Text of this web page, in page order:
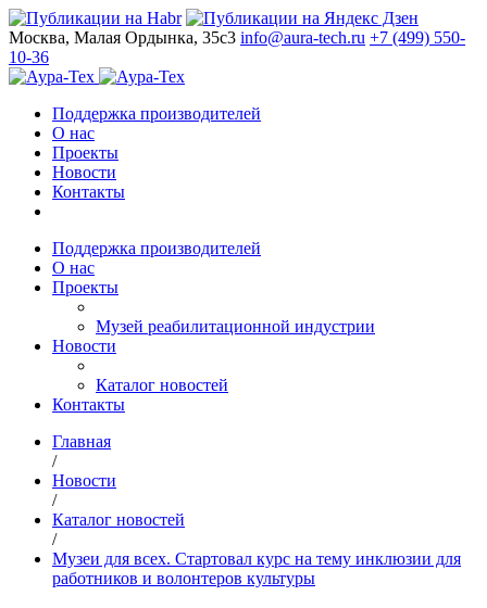
Москва, Малая Ордынка, 35с3 info@aura-tech.ru +7 (499) 550-
10-36
Поддержка производителей
О нас
Проекты
Новости
Контакты
Поддержка производителей
О нас
Проекты
Музей реабилитационной индустрии
Новости
Каталог новостей
Контакты
Главная
/
Новости
/
Каталог новостей
/
Музеи для всех. Стартовал курс на тему инклюзии для
работников и волонтеров культуры